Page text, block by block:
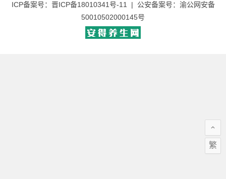
ICP备案号： 晋ICP备18010341号-11 | 公安备案号： 渝公网安备
50010502000145号
繁